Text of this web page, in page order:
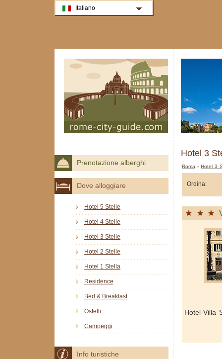
Hotel 3
Roma ›Hotel 3
Ordina:
Hotel Villa
Prenotazione alberghi
Dove alloggiare
Hotel 5 Stelle
Hotel 4 Stelle
Hotel 3 Stelle
Hotel 2 Stelle
Hotel 1 Stella
Residence
Bed & Breakfast
Ostelli
Campeggi
Info turistiche
Italiano